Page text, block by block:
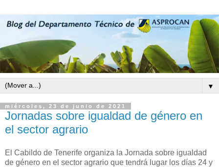
▼
miércoles, 23 de junio de 2021
Jornadas sobre igualdad de género en
el sector agrario
El Cabildo de Tenerife organiza la Jornada sobre igualdad
de género en el sector agrario que tendrá lugar los días 24 y